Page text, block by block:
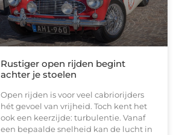
Rustiger open rijden begint
achter je stoelen
Open rijden is voor veel cabriorijders
hét gevoel van vrijheid. Toch kent het
ook een keerzijde: turbulentie. Vanaf
een bepaalde snelheid kan de lucht in